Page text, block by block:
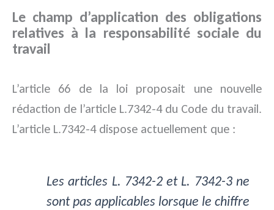
Le champ d’application des obligations
relatives à la responsabilité sociale du
travail
L’article 66 de la loi proposait une nouvelle
rédaction de l’article L.7342-4 du Code du travail.
L’article L.7342-4 dispose actuellement que :
Les articles L. 7342-2 et L. 7342-3 ne
sont pas applicables lorsque le chiffre